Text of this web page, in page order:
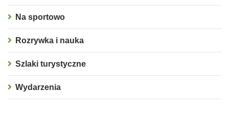
Na sportowo
Rozrywka i nauka
Szlaki turystyczne
Wydarzenia